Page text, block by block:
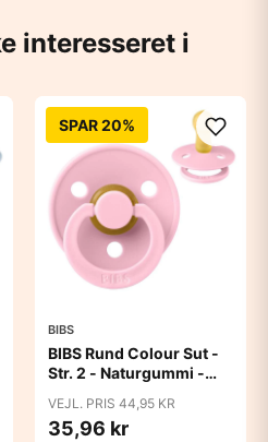
interesseret i
SPAR 20%
BIBS
BIBS Rund Colour Sut -
Str. 2 - Naturgummi -
VEJL. PRIS 44,95 KR
35,96 kr